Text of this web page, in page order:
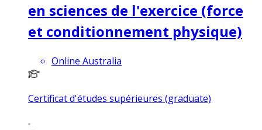
en sciences de l'exercice (force
et conditionnement physique)
Online Australia
Certificat d'études supérieures (graduate)